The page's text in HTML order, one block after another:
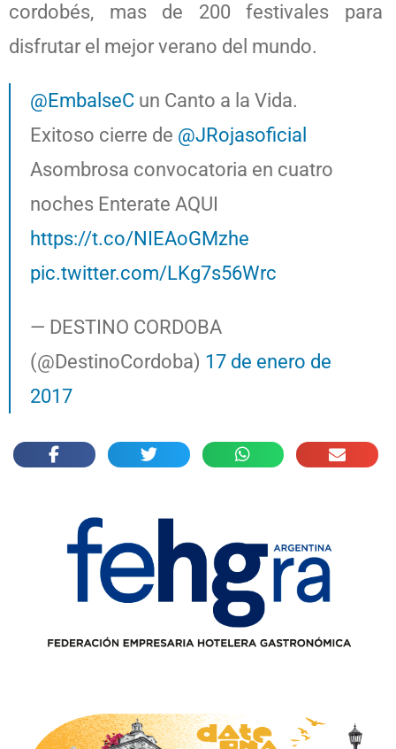
cordobés, mas de 200 festivales para
disfrutar el mejor verano del mundo.
@EmbalseC un Canto a la Vida.
Exitoso cierre de @JRojasoficial
Asombrosa convocatoria en cuatro
noches Enterate AQUI
https://t.co/NIEAoGMzhe
pic.twitter.com/LKg7s56Wrc
— DESTINO CORDOBA
(@DestinoCordoba) 17 de enero de
2017